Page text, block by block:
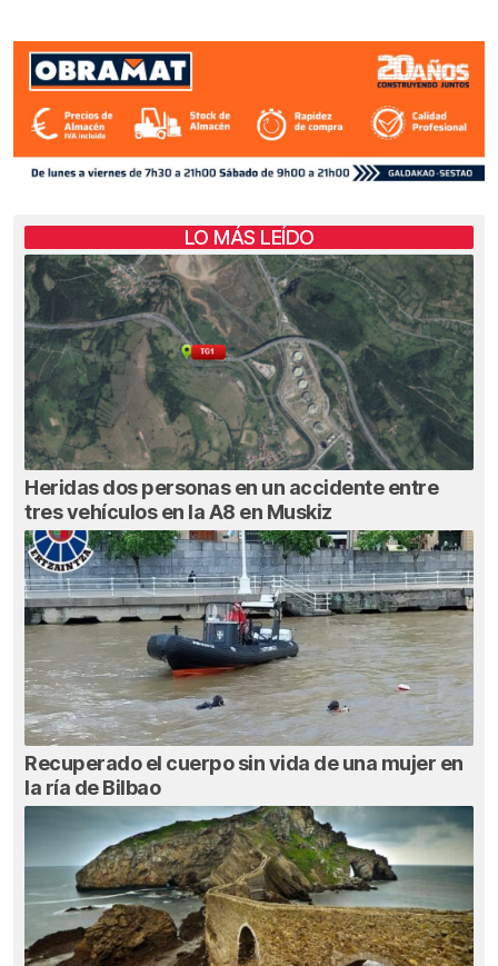
LO MÁS LEÍDO
Heridas dos personas en un accidente entre
tres vehículos en la A8 en Muskiz
Recuperado el cuerpo sin vida de una mujer en
la ría de Bilbao